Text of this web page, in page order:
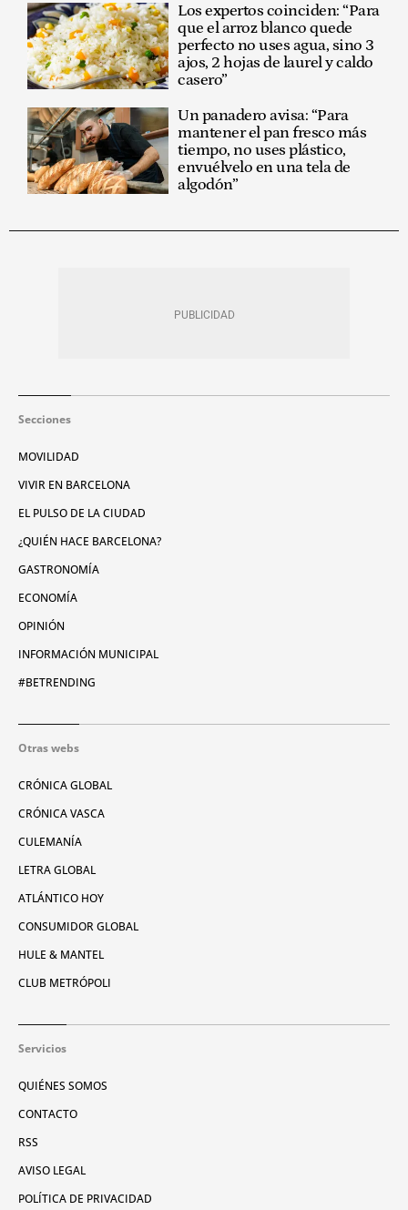
Los expertos coinciden: “Para
que el arroz blanco quede
perfecto no uses agua, sino 3
ajos, 2 hojas de laurel y caldo
casero”
Un panadero avisa: “Para
mantener el pan fresco más
tiempo, no uses plástico,
envuélvelo en una tela de
algodón”
Secciones
MOVILIDAD
VIVIR EN BARCELONA
EL PULSO DE LA CIUDAD
¿QUIÉN HACE BARCELONA?
GASTRONOMÍA
ECONOMÍA
OPINIÓN
INFORMACIÓN MUNICIPAL
#BETRENDING
Otras webs
CRÓNICA GLOBAL
CRÓNICA VASCA
CULEMANÍA
LETRA GLOBAL
ATLÁNTICO HOY
CONSUMIDOR GLOBAL
HULE & MANTEL
CLUB METRÓPOLI
Servicios
QUIÉNES SOMOS
CONTACTO
RSS
AVISO LEGAL
POLÍTICA DE PRIVACIDAD